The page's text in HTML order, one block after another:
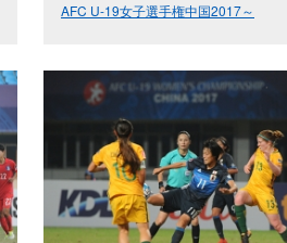
AFC U-19女子選手権中国2017～